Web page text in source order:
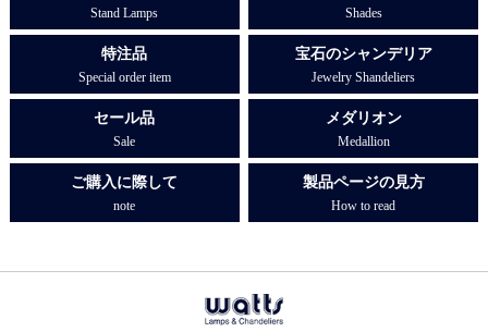
Stand Lamps Shades
特注品
Special order item
宝石のシャンデリア
Jewelry Shandeliers
セール品
Sale
メダリオン
Medallion
ご購入に際して
note
製品ページの見方
How to read